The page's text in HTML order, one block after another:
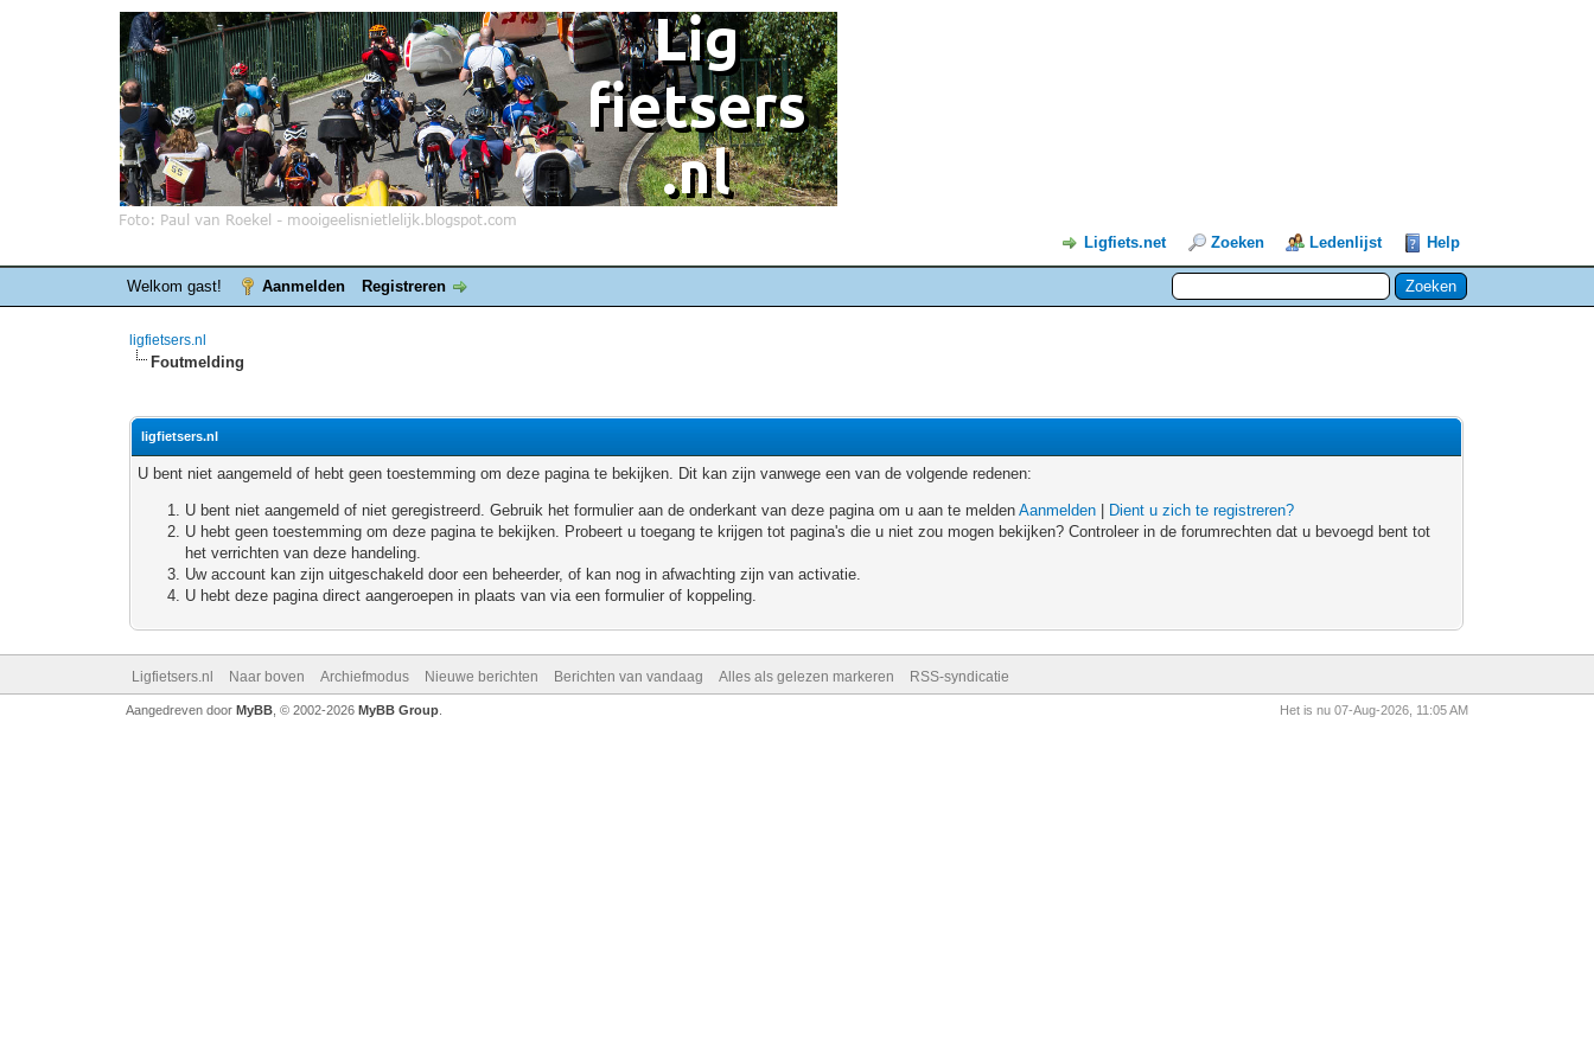
Ligfiets.net Zoeken Ledenlijst Help
Welkom gast! Aanmelden Registreren
ligfietsers.nl
Foutmelding
ligfietsers.nl
U bent niet aangemeld of hebt geen toestemming om deze pagina te bekijken. Dit kan zijn vanwege een van de volgende redenen:
U bent niet aangemeld of niet geregistreerd. Gebruik het formulier aan de onderkant van deze pagina om u aan te meldenAanmelden
Dient u zich te registreren?
U hebt geen toestemming om deze pagina te bekijken. Probeert u toegang te krijgen tot pagina's die u niet zou mogen bekijken? Controleer in de forumrechten dat u bevoegd bent tot
het verrichten van deze handeling.
Uw account kan zijn uitgeschakeld door een beheerder, of kan nog in afwachting zijn van activatie.
U hebt deze pagina direct aangeroepen in plaats van via een formulier of koppeling.
Ligfietsers.nl Naar boven Archiefmodus Nieuwe berichten Berichten van vandaag Alles als gelezen markeren RSS-syndicatie
Het is nu 07-Aug-2026, 11:05 AM
Aangedreven door MyBB, © 2002-2026 MyBB Group.